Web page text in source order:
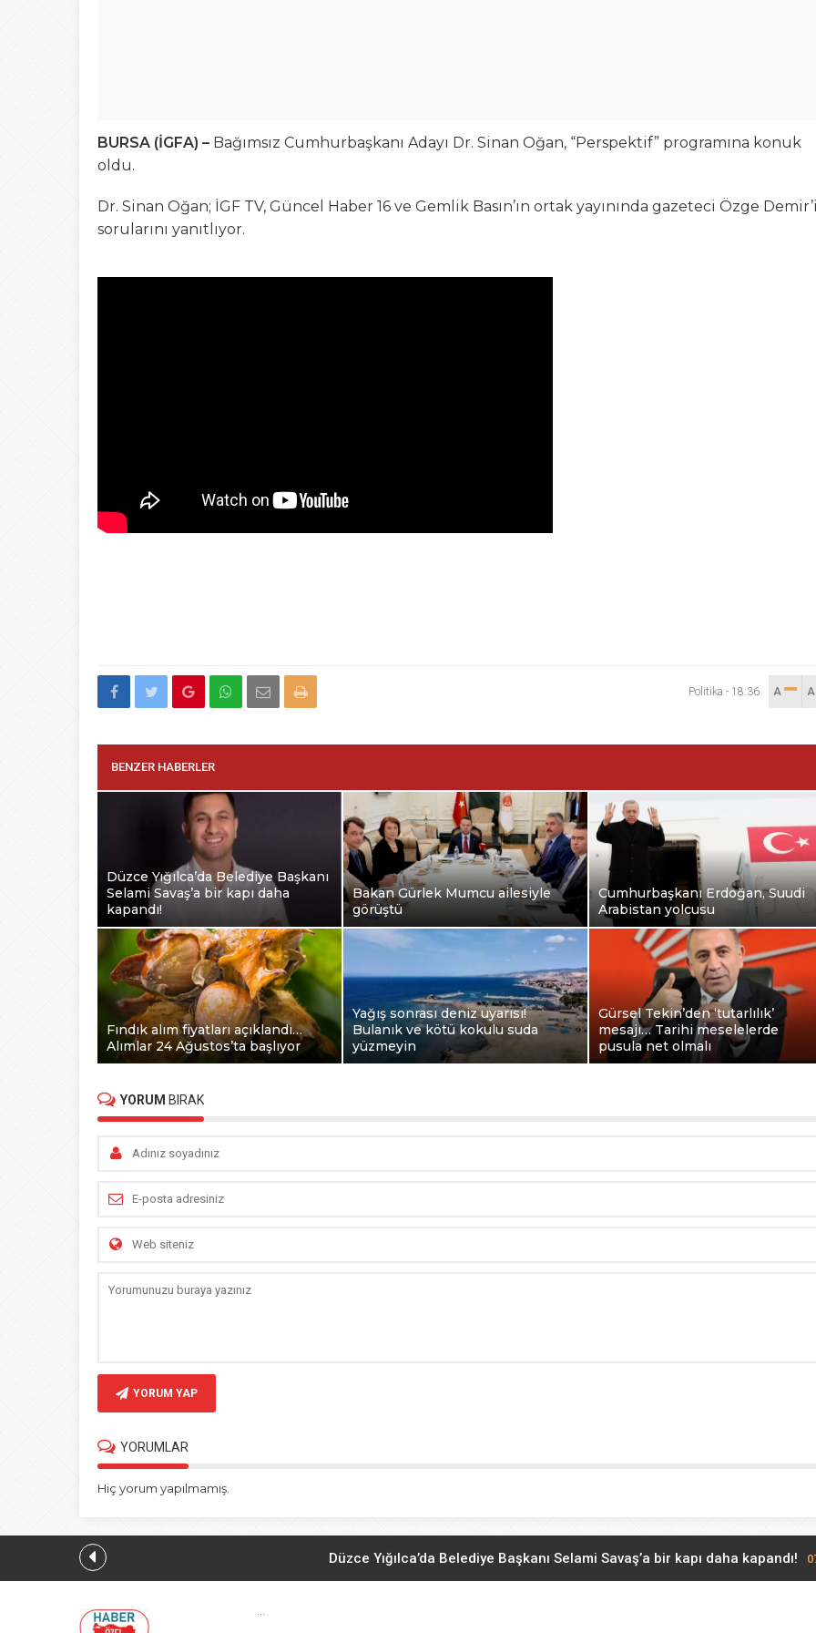
BURSA (İGFA) – Bağımsız Cumhurbaşkanı Adayı Dr. Sinan Oğan, “Perspektif” programına konuk
oldu.
Dr. Sinan Oğan; İGF TV, Güncel Haber 16 ve Gemlik Basın’ın ortak yayınında gazeteci Özge
sorularını yanıtlıyor.
Politika - 18:36 A
BENZER HABERLER
Düzce Yığılca’da Belediye Başkanı
Selami Savaş’a bir kapı daha
kapandı!
Bakan Gürlek Mumcu ailesiyle
görüştü
Cumhurbaşkanı Erdoğan, Suudi
Arabistan yolcusu
Fındık alım fiyatları açıklandı…
Alımlar 24 Ağustos’ta başlıyor
Yağış sonrası deniz uyarısı!
Bulanık ve kötü kokulu suda
yüzmeyin
Gürsel Tekin’den ‘tutarlılık’
mesajı… Tarihi meselelerde
pusula net olmalı
YORUM BIRAK
YORUM YAP
YORUMLAR
Hiç yorum yapılmamış.
Düzce Yığılca’da Belediye Başkanı Selami Savaş’a bir kapı daha kapandı!
...